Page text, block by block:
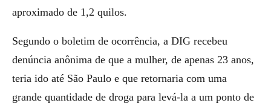
aproximado de 1,2 quilos.
Segundo o boletim de ocorrência, a DIG recebeu
denúncia anônima de que a mulher, de apenas 23 anos,
teria ido até São Paulo e que retornaria com uma
grande quantidade de droga para levá-la a um ponto de